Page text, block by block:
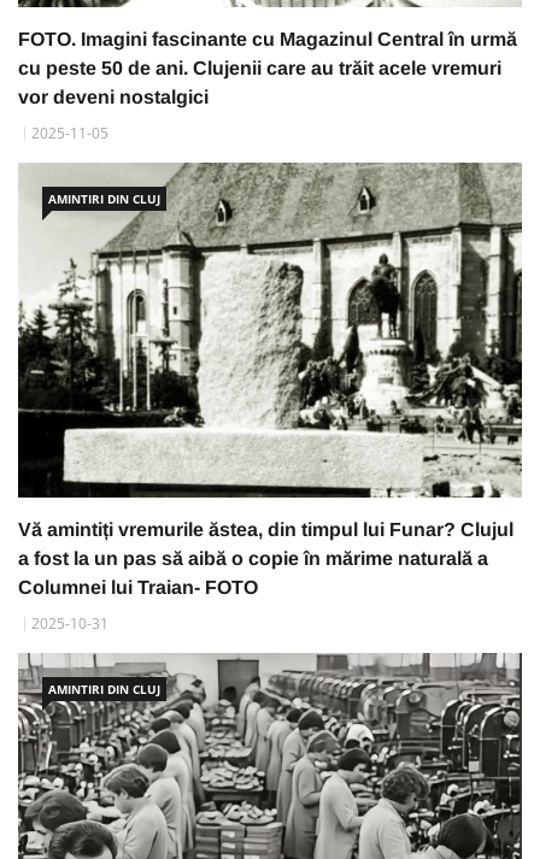
FOTO. Imagini fascinante cu Magazinul Central în urmă
cu peste 50 de ani. Clujenii care au trăit acele vremuri
vor deveni nostalgici
2025-11-05
AMINTIRI DIN CLUJ
Vă amintiți vremurile ăstea, din timpul lui Funar? Clujul
a fost la un pas să aibă o copie în mărime naturală a
Columnei lui Traian- FOTO
2025-10-31
AMINTIRI DIN CLUJ